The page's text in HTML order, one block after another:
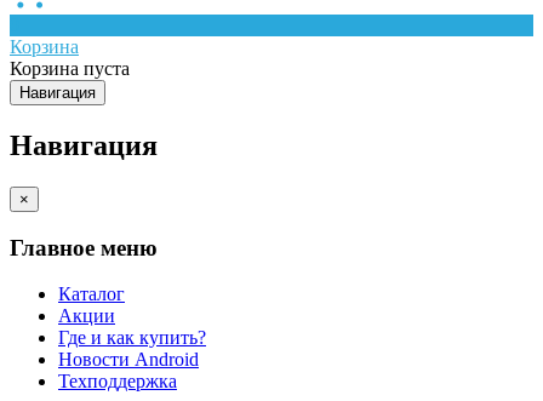
Корзина
Корзина пуста
Навигация
Навигация
×
Главное меню
Каталог
Акции
Где и как купить?
Новости Android
Техподдержка